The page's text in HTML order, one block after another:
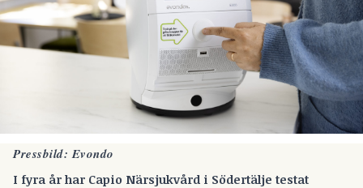
Pressbild: Evondo
I fyra år har Capio Närsjukvård i Södertälje testat